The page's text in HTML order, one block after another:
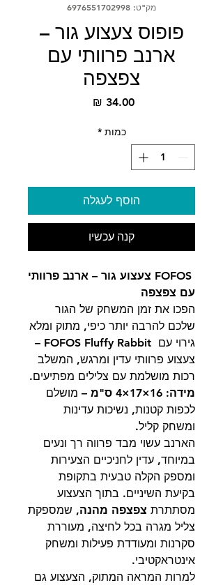
מק"ט: 6976551702998
פופוס צעצוע גור –
ארנב פרוותי עם
צפצפה
‏34.00 ‏₪
כמות *
הוסף לעגלה
קנה עכשיו
FOFOS צעצוע גור – ארנב פרוותי
עם צפצפה
הפכו את זמן המשחק של הגור
שלכם להרבה יותר כיפי, מתוק ומלא
גירוי עם
–
צעצוע פרוותי עדין ומרגש, המשלב
רכות מושלמת עם צלילים מפתיעים.
מידה: 16×17×4 ס"מ
– מושלם
לכפות קטנות, נשיכות עדינות
ומשחק קליל.
הארנב עשוי מבד פרווה רך ונעים
במיוחד, עדין לחניכיים הצעירות
ומספק הקלה טבעית בתקופת
בקיעת השיניים. בתוך הצעצוע
מסתתרת צפצפה מהנה, שמספקת
צליל מגרה בכל לחיצה, מעוררת
סקרנות ומעודדת פעילות ומשחק
אינטראקטיבי.
למרות המראה המתוק, הצעצוע גם